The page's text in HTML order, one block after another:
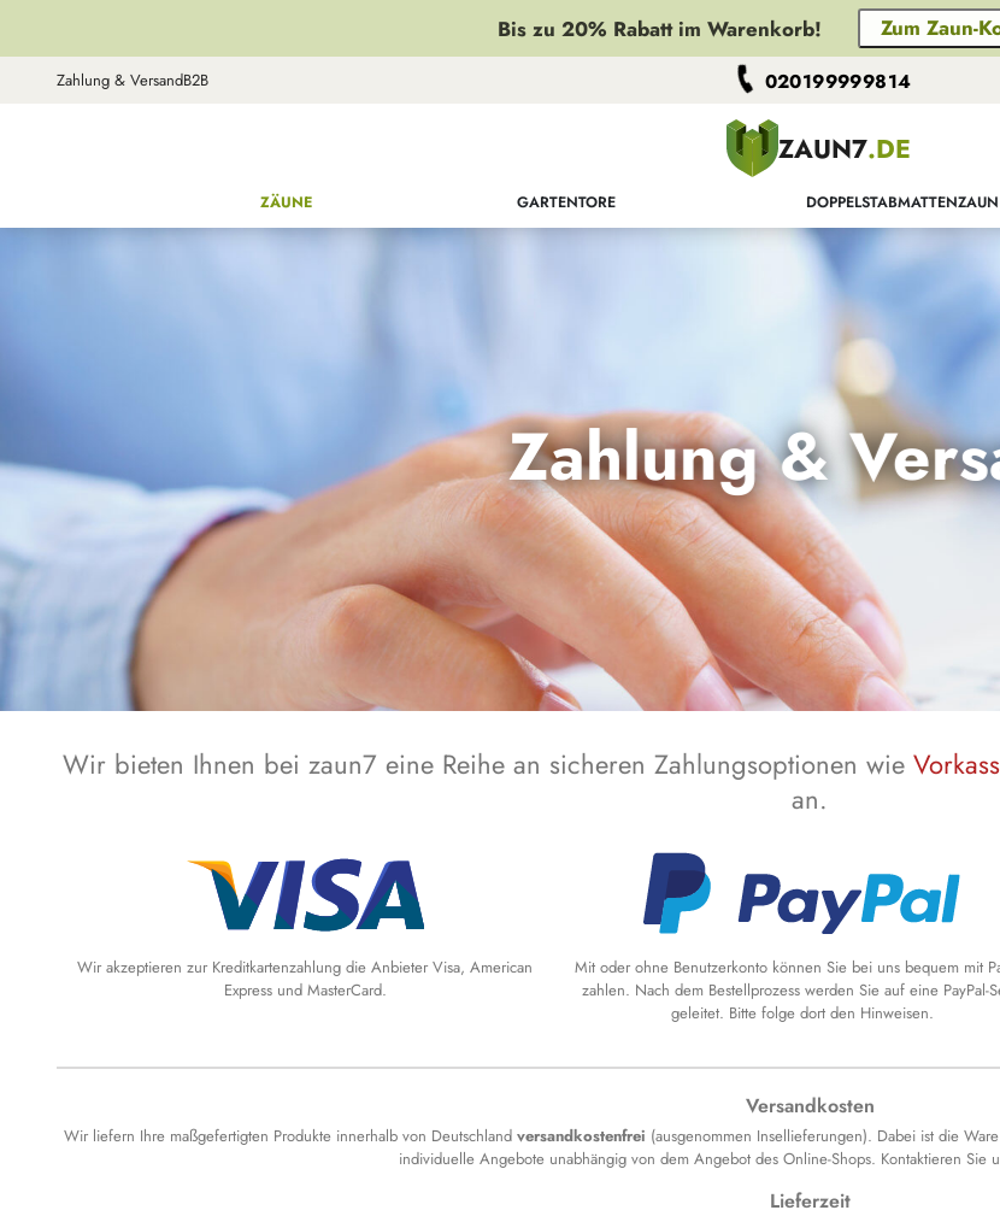
Bis zu 20% Rabatt im Warenkorb! Zum Zaun-
Zahlung & VersandB2B 020199999814
ZAUN7.DE
ZÄUNE GARTENTORE DOPPELSTABMATTENZAUN
Zahlung &
Wir bieten Ihnen bei zaun7 eine Reihe an sicheren Zahlungsoptionen wie
an.
Wir akzeptieren zur Kreditkartenzahlung die Anbieter Visa, American
Express und MasterCard.
Mit oder ohne Benutzerkonto können Sie bei uns bequem mit
zahlen. Nach dem Bestellprozess werden Sie auf eine PayPal-
geleitet. Bitte folge dort den Hinweisen.
Versandkosten
Wir liefern Ihre maßgefertigten Produkte innerhalb von Deutschland versandkostenfrei (ausgenommen Insellieferungen). Dabei ist die
individuelle Angebote unabhängig von dem Angebot des Online-Shops. Kontaktieren Sie
Lieferzeit